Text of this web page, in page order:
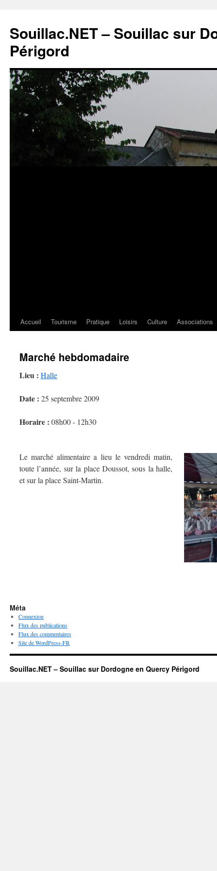
Souillac.NET – Souillac sur
Périgord
Accueil Tourisme Pratique Loisirs Culture Associations
Marché hebdomadaire
Lieu : Halle
Date : 25 septembre 2009
Horaire : 08h00 - 12h30
Le marché alimentaire a lieu le vendredi matin,
toute l’année, sur la place Doussot, sous la halle,
et sur la place Saint-Martin.
Méta
Connexion
Flux des publications
Flux des commentaires
Site de WordPress-FR
Souillac.NET – Souillac sur Dordogne en Quercy Périgord